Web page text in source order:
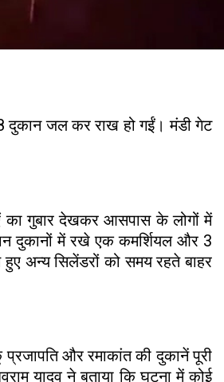
दुकान जल कर राख हो गईं। मंडी गेट
का गुबार देखकर आसपास के लोगों में
दुकानों में रखे एक कमर्शियल और 3
अन्य सिलेंडरों को समय रहते बाहर
और रमाकांत की दुकानें पूरी
यादव ने बताया कि घटना में कोई